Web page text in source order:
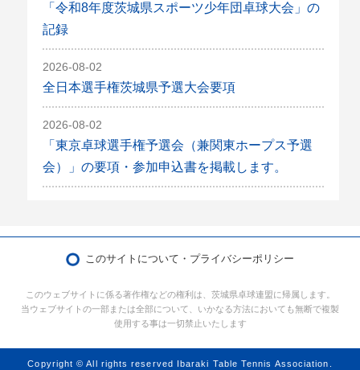
「令和8年度茨城県スポーツ少年団卓球大会」の
記録
2026-08-02
全日本選手権茨城県予選大会要項
2026-08-02
「東京卓球選手権予選会（兼関東ホープス予選
会）」の要項・参加申込書を掲載します。
このサイトについて・プライバシーポリシー
このウェブサイトに係る著作権などの権利は、茨城県卓球連盟に帰属します。
当ウェブサイトの一部または全部について、いかなる方法においても無断で複製
使用する事は一切禁止いたします
Copyright © All rights reserved Ibaraki Table Tennis Association.